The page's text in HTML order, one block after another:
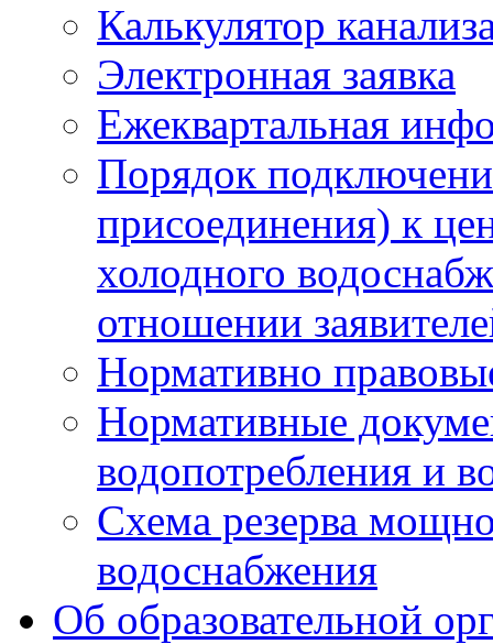
Калькулятор
Электронная заявка
Ежеквартальная
Порядок
присоединения) к
холодного
отношении
Нормативно
Нормативные
водопотребления и
Схема резерва
водоснабжения
Об образовательной